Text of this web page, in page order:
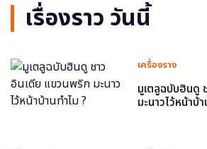
เรื่องราว วันนี้
เครื่องราง
มูเตลูฉบับฮินดู
มะนาวไว้หน้าบ้